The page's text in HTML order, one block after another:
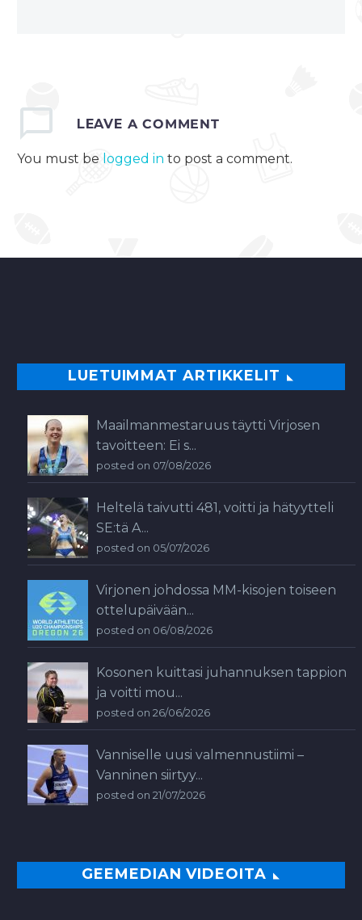
LEAVE A COMMENT
You must be logged in to post a comment.
LUETUIMMAT ARTIKKELIT
Maailmanmestaruus täytti Virjosen
tavoitteen: Ei s...
posted on 07/08/2026
Heltelä taivutti 481, voitti ja hätyytteli
SE:tä A...
posted on 05/07/2026
Virjonen johdossa MM-kisojen toiseen
ottelupäivään...
posted on 06/08/2026
Kosonen kuittasi juhannuksen tappion
ja voitti mou...
posted on 26/06/2026
Vanniselle uusi valmennustiimi –
Vanninen siirtyy...
posted on 21/07/2026
GEEMEDIAN VIDEOITA